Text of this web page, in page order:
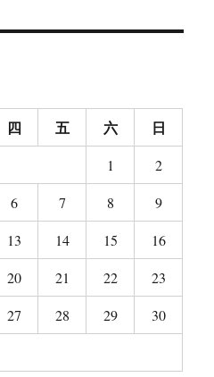
四 五 六 日
1
2
6 7 8
9
13 14 15
16
20 21 22
23
27 28 29
30